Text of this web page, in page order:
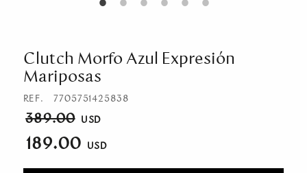
Venezuela
Clutch Morfo Azul Expresión
Mariposas
REF. 7705751425838
389.00
189.00